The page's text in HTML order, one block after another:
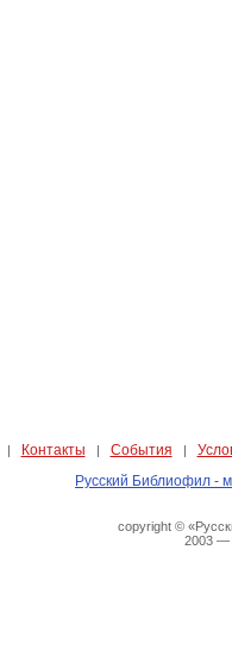
| Контакты | События |
Русский Библиофил -
copyright ©
2003 —